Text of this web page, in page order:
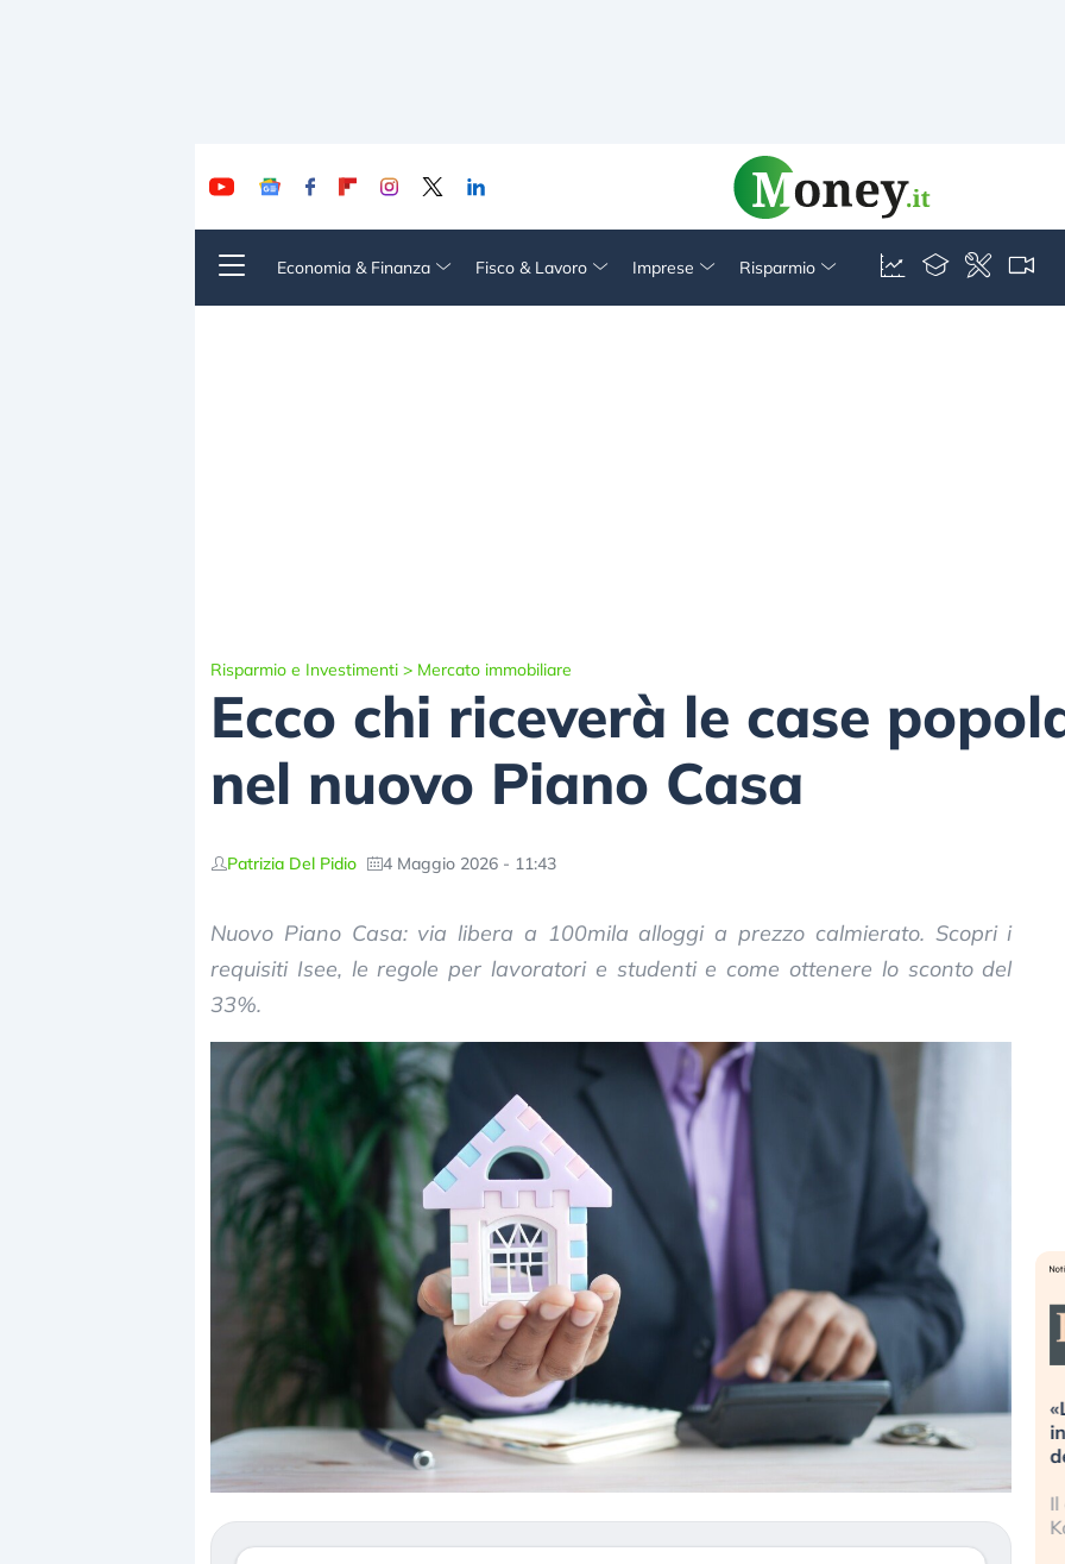
Economia & Finanza Fisco & Lavoro Imprese Risparmio
Risparmio e Investimenti > Mercato immobiliare
Ecco chi riceverà le case
nel nuovo Piano Casa
Patrizia Del Pidio 4 Maggio 2026 - 11:43
Nuovo Piano Casa: via libera a 100mila alloggi a prezzo calmierato. Scopri i
requisiti Isee, le regole per lavoratori e studenti e come ottenere lo sconto del
33%.
Dalle valutazioni estreme alla
correzione. Cosa sta guidando il
repricing degli asset?
mostrando segni di stanchezza
verso le (…)
«La mia vita è rovinata». Investitori
in preda al panico dopo lo scoppio
della bolla AI
Kospi, mentre gli investitori retail (…)